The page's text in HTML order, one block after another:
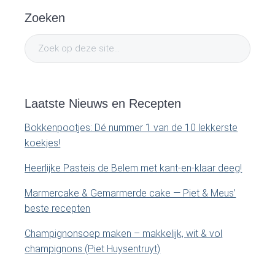
a
y
S
d
Zoeken
Z
o
o
d
e
z
s
i
e
.
Laatste Nieuws en Recepten
Bokkenpootjes: Dé nummer 1 van de 10 lekkerste
koekjes!
Heerlijke Pasteis de Belem met kant-en-klaar deeg!
Marmercake & Gemarmerde cake — Piet & Meus’
beste recepten
Champignonsoep maken – makkelijk, wit & vol
champignons (Piet Huysentruyt)